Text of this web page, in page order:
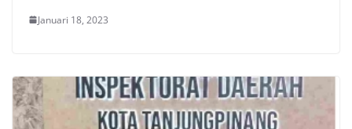
Januari 18, 2023